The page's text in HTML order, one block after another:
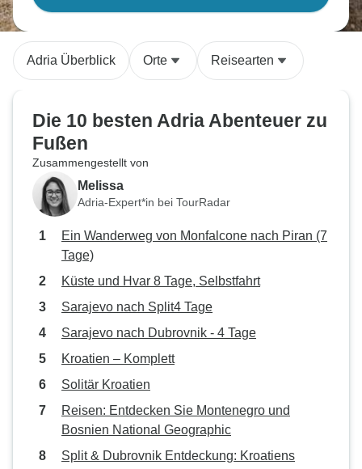
Adria Überblick Orte Reisearten
Die 10 besten Adria Abenteuer zu
Fußen
Zusammengestellt von
Melissa
Adria-Expert*in bei TourRadar
Ein Wanderweg von Monfalcone nach Piran (7
Tage)
Küste und Hvar 8 Tage, Selbstfahrt
Sarajevo nach Split4 Tage
Sarajevo nach Dubrovnik - 4 Tage
Kroatien – Komplett
Solitär Kroatien
Reisen: Entdecken Sie Montenegro und
Bosnien National Geographic
Split & Dubrovnik Entdeckung: Kroatiens